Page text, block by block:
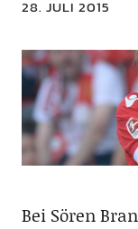
28. JULI 2015
Bei Sören